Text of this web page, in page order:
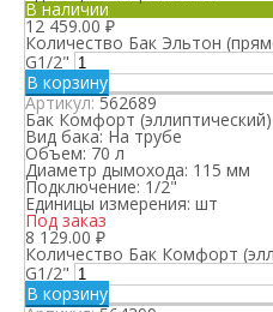
В наличии
12 459.00₽
Количество Бак Эльтон
G1/2"
В корзину
Артикул:562689
Бак Комфорт
Вид бака: На трубе
Объем: 70 л
Диаметр дымохода: 115 мм
Подключение: 1/2"
Единицы измерения: шт
Под заказ
8 129.00 ₽
Количество Бак Комфорт
G1/2"
В корзину